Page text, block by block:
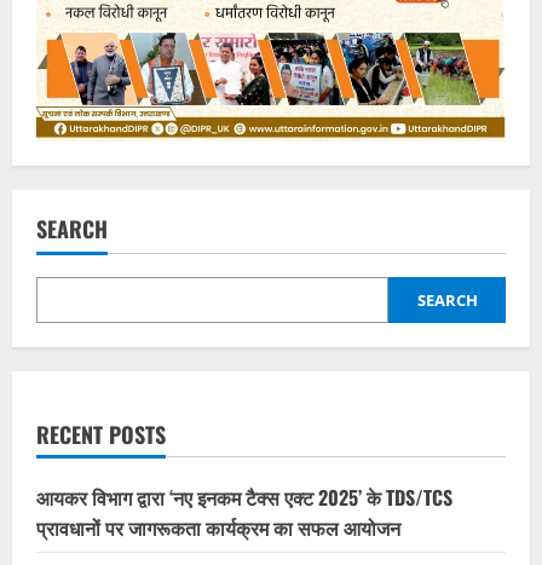
SEARCH
SEARCH
RECENT POSTS
आयकर विभाग द्वारा ‘नए इनकम टैक्स एक्ट 2025’ के TDS/TCS
प्रावधानों पर जागरूकता कार्यक्रम का सफल आयोजन